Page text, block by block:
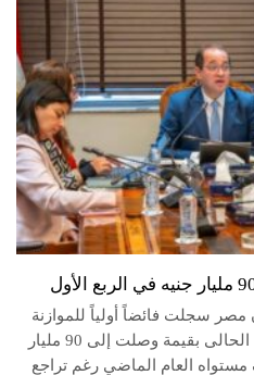
مصر سجلت فائضاً أولياً للموازنة
خلال الربع الأول من العام المالي الحالى بقيمة وصلت إلى 90 مليار
مستواه العام الماضي رغم تراجع